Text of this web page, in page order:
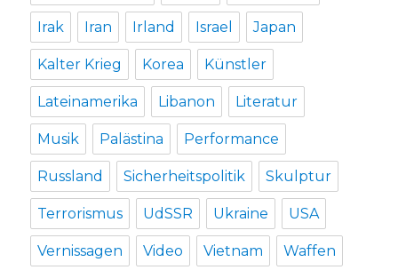
Irak Iran Irland Israel Japan
Kalter Krieg Korea Künstler
Lateinamerika Libanon Literatur
Musik Palästina Performance
Russland Sicherheitspolitik Skulptur
Terrorismus UdSSR Ukraine USA
Vernissagen Video Vietnam Waffen